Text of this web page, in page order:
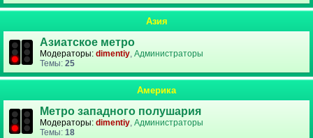
Азия
Азиатское метро
Модераторы: dimentiy, Администраторы
Темы: 25
Америка
Метро западного полушария
Модераторы: dimentiy, Администраторы
Темы: 18